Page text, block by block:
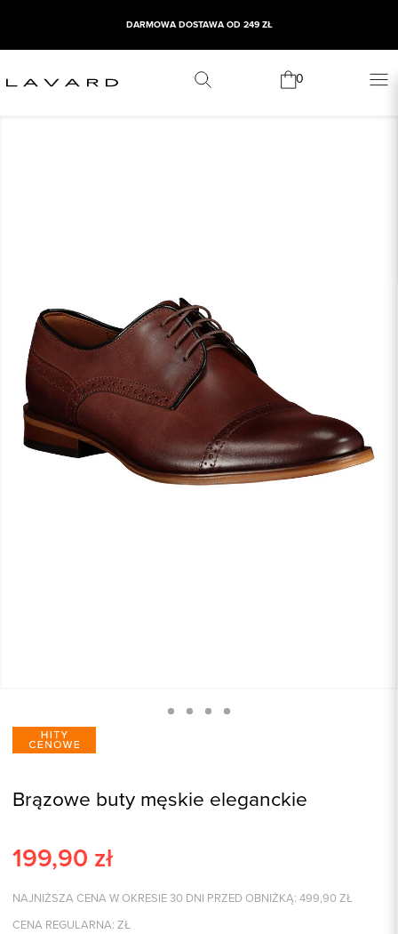
DARMOWA DOSTAWA OD 249 ZŁ
0
Brązowe buty męskie eleganckie
199,90 zł
NAJNIŻSZA CENA W OKRESIE 30 DNI PRZED OBNIŻKĄ: 499,90 ZŁ
CENA REGULARNA: ZŁ